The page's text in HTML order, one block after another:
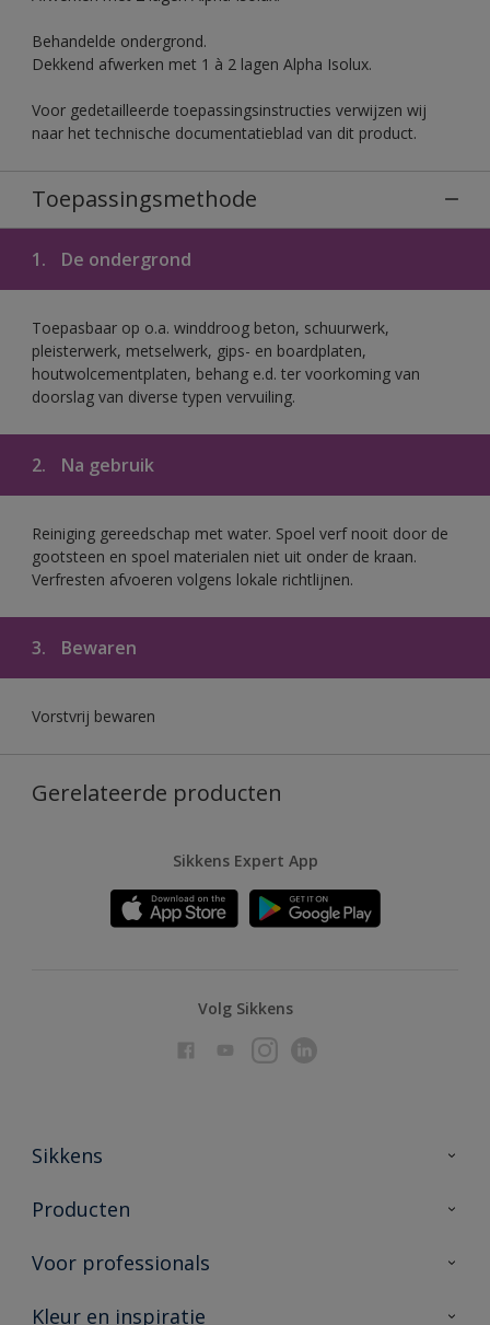
Behandelde ondergrond.
Dekkend afwerken met 1 à 2 lagen Alpha Isolux.
Voor gedetailleerde toepassingsinstructies verwijzen wij
naar het technische documentatieblad van dit product.
Toepassingsmethode
1. De ondergrond
Toepasbaar op o.a. winddroog beton, schuurwerk,
pleisterwerk, metselwerk, gips- en boardplaten,
houtwolcementplaten, behang e.d. ter voorkoming van
doorslag van diverse typen vervuiling.
2. Na gebruik
Reiniging gereedschap met water. Spoel verf nooit door de
gootsteen en spoel materialen niet uit onder de kraan.
Verfresten afvoeren volgens lokale richtlijnen.
3. Bewaren
Vorstvrij bewaren
Gerelateerde producten
Sikkens Expert App
Volg Sikkens
Sikkens
Over Sikkens
Duurzaamheid
Producten
Producten voor binnen
Vind je verkooppunt
Voor professionals
Advies & service
Kleur en inspiratie